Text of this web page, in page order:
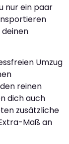
nur ein paar
deinen
Umzug
reinen
dich auch
zusätzliche
Maß an